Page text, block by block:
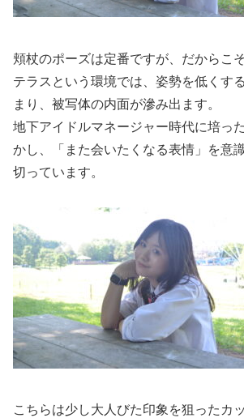
頬杖のポーズは定番ですが、だからこ
テラスという環境では、姿勢を低くす
まり、被写体の内面が滲み出ます。
地下アイドルマネージャー時代に培っ
かし、「また会いたくなる表情」を意
切っています。
こちらは少し大人びた印象を狙ったカッ